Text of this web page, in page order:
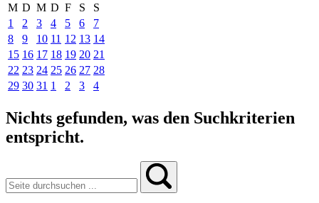
M D M D F S
S
1
2 3 4 5 6
7
8
9 10 11 12 13 14
15 16 17 18 19 20 21
22 23 24 25 26 27 28
29 30 31 1 2 3 4
Nichts gefunden, was den Suchkriterien
entspricht.